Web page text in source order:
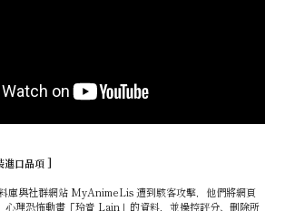
進口品項 ]
庫與社群網站 MyAnimeLis 遭到駭客攻擊，他們將網頁
心理恐怖動畫「玲音 Lain」的資料，並操控評分、刪除所